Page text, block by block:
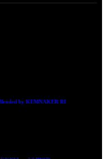
by KEMNAKER RI